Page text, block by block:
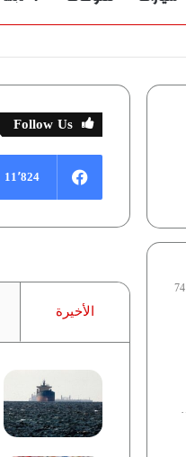
74
Follow Us
11٬824
الأخيرة